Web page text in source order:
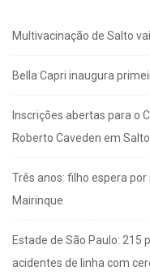
Multivacinação de Salto
Bella Capri inaugura
Inscrições abertas para o
Roberto Caveden em Salto
Três anos: filho espera
Mairinque
Estade de São Paulo:
acidentes de linha com